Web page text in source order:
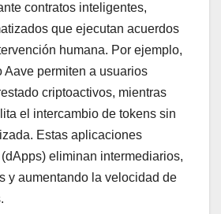
contratos inteligentes,
que ejecutan acuerdos
humana. Por ejemplo,
Aave permiten a usuarios
criptoactivos, mientras
el intercambio de tokens sin
Estas aplicaciones
eliminan intermediarios,
y aumentando la velocidad de